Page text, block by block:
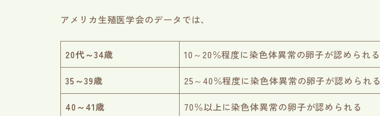
アメリカ生殖医学会のデータでは、
20代～34歳 10～20％程度に染色体異常の卵子が認められる
35～39歳 25～40％程度に染色体異常の卵子が認められる
40～41歳 70％以上に染色体異常の卵子が認められる